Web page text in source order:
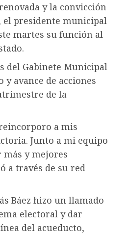
y la convicción
presidente municipal
martes su función al
del Gabinete Municipal
avance de acciones
de la
a mis
Junto a mi equipo
y mejores
a través de su red
Báez hizo un llamado
electoral y dar
del acueducto,